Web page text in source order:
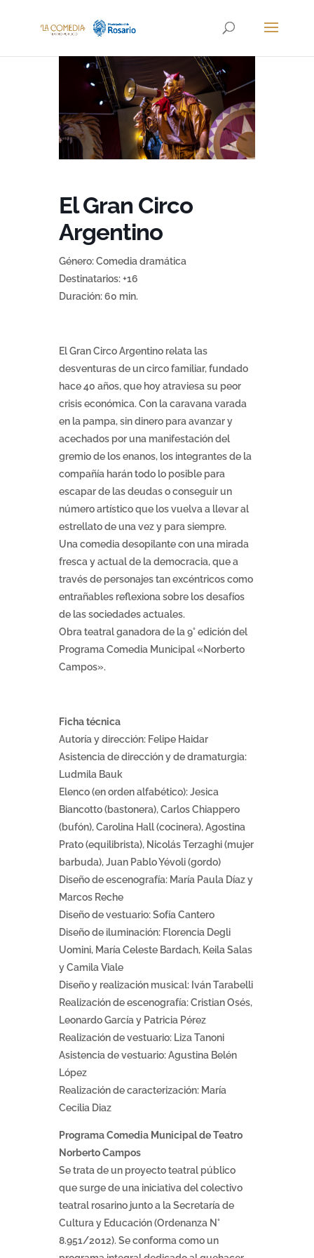
El Gran Circo
Argentino
Género: Comedia dramática
Destinatarios: +16
Duración: 60 min.
El Gran Circo Argentino relata las
desventuras de un circo familiar, fundado
hace 40 años, que hoy atraviesa su peor
crisis económica. Con la caravana varada
en la pampa, sin dinero para avanzar y
acechados por una manifestación del
gremio de los enanos, los integrantes de la
compañía harán todo lo posible para
escapar de las deudas o conseguir un
número artístico que los vuelva a llevar al
estrellato de una vez y para siempre.
Una comedia desopilante con una mirada
fresca y actual de la democracia, que a
través de personajes tan excéntricos como
entrañables reflexiona sobre los desafíos
de las sociedades actuales.
Obra teatral ganadora de la 9° edición del
Programa Comedia Municipal «Norberto
Campos».
Ficha técnica
Autoría y dirección: Felipe Haidar
Asistencia de dirección y de dramaturgia:
Ludmila Bauk
Elenco (en orden alfabético): Jesica
Biancotto (bastonera), Carlos Chiappero
(bufón), Carolina Hall (cocinera), Agostina
Prato (equilibrista), Nicolás Terzaghi (mujer
barbuda), Juan Pablo Yévoli (gordo)
Diseño de escenografía: María Paula Díaz y
Marcos Reche
Diseño de vestuario: Sofía Cantero
Diseño de iluminación: Florencia Degli
Uomini, María Celeste Bardach, Keila Salas
y Camila Viale
Diseño y realización musical: Iván Tarabelli
Realización de escenografía: Cristian Osés,
Leonardo García y Patricia Pérez
Realización de vestuario: Liza Tanoni
Asistencia de vestuario: Agustina Belén
López
Realización de caracterización: María
Cecilia Diaz
Programa Comedia Municipal de Teatro
Norberto Campos
Se trata de un proyecto teatral público
que surge de una iniciativa del colectivo
teatral rosarino junto a la Secretaría de
Cultura y Educación (Ordenanza N°
8.951/2012). Se conforma como un